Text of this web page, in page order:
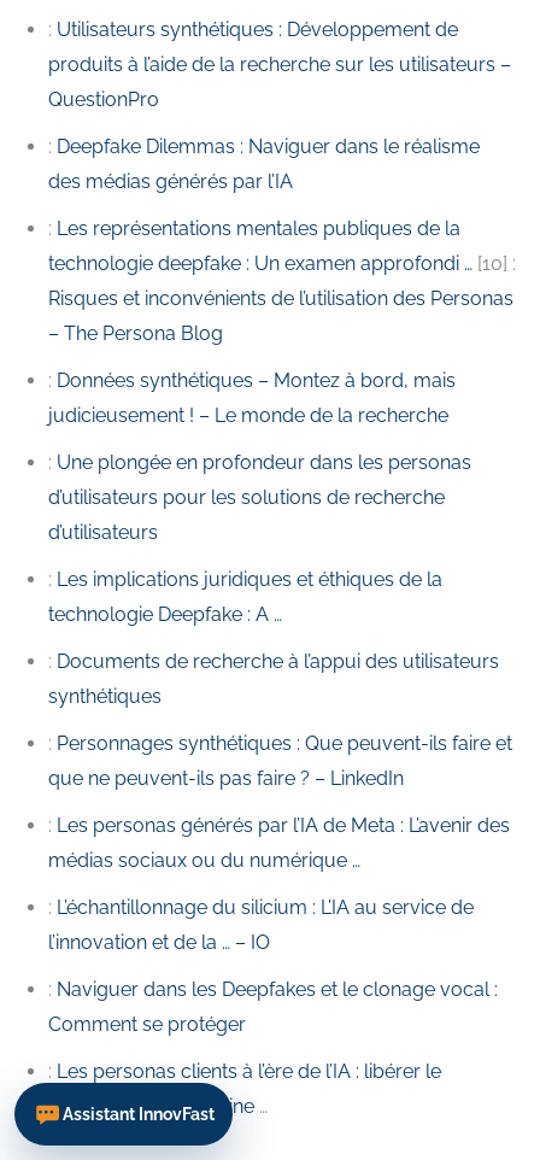
: Utilisateurs synthétiques : Développement de
produits à l’aide de la recherche sur les utilisateurs –
QuestionPro
: Deepfake Dilemmas : Naviguer dans le réalisme
des médias générés par l’IA
: Les représentations mentales publiques de la
technologie deepfake : Un examen approfondi … [10] :
Risques et inconvénients de l’utilisation des Personas
– The Persona Blog
: Données synthétiques – Montez à bord, mais
judicieusement ! – Le monde de la recherche
: Une plongée en profondeur dans les personas
d’utilisateurs pour les solutions de recherche
d’utilisateurs
: Les implications juridiques et éthiques de la
technologie Deepfake : A …
: Documents de recherche à l’appui des utilisateurs
synthétiques
: Personnages synthétiques : Que peuvent-ils faire et
que ne peuvent-ils pas faire ? – LinkedIn
: Les personas générés par l’IA de Meta : L’avenir des
médias sociaux ou du numérique …
: L’échantillonnage du silicium : L’IA au service de
l’innovation et de la … – IO
: Naviguer dans les Deepfakes et le clonage vocal :
Comment se protéger
: Les personas clients à l’ère de l’IA : libérer le
potentiel de la machine …
Assistant InnovFast